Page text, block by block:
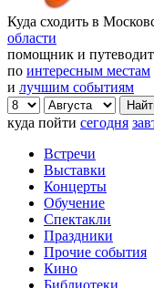
Куда сходить в
области
помощник и
по интересным местам
и лучшим событиям
куда пойти сегодня
Встречи
Выставки
Концерты
Обучение
Спектакли
Праздники
Прочие события
Кино
Библиотеки